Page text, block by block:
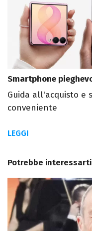
Smartphone
Guida all'acquisto e
conveniente
LEGGI
Potrebbe